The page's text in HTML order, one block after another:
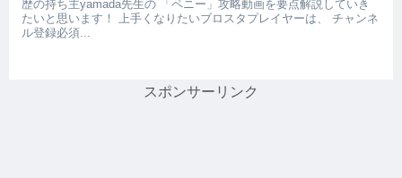
歴の持ち主yamada先生の 「ペニー」攻略動画を要点解説していき
たいと思います！ 上手くなりたいブロスタプレイヤーは、 チャンネ
ル登録必須...
スポンサーリンク